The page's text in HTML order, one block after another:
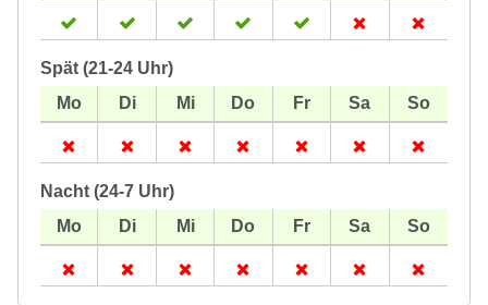
Spät (21-24 Uhr)
Nacht (24-7 Uhr)